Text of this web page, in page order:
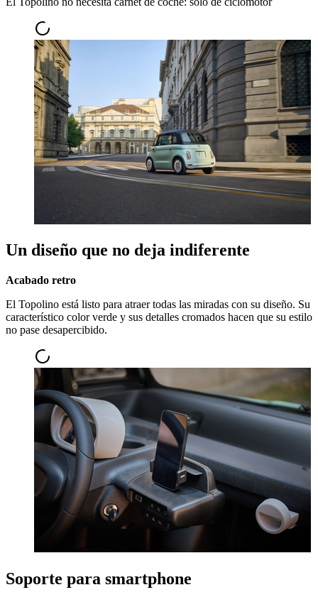
Un diseño que no deja indiferente
Acabado retro
El Topolino está listo para atraer todas las miradas con su diseño. Su
característico color verde y sus detalles cromados hacen que su estilo
no pase desapercibido.
Soporte para smartphone